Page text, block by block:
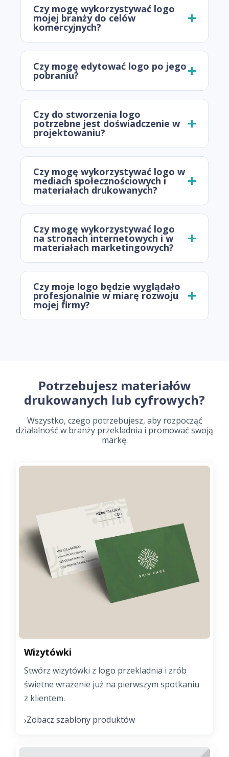
Czy mogę wykorzystywać logo
mojej branży do celów
komercyjnych?
Czy mogę edytować logo po jego
pobraniu?
Czy do stworzenia logo
potrzebne jest doświadczenie w
projektowaniu?
Czy mogę wykorzystywać logo w
mediach społecznościowych i
materiałach drukowanych?
Czy mogę wykorzystywać logo
na stronach internetowych i w
materiałach marketingowych?
Czy moje logo będzie wyglądało
profesjonalnie w miarę rozwoju
mojej firmy?
Potrzebujesz materiałów
drukowanych lub cyfrowych?
Wszystko, czego potrzebujesz, aby rozpocząć
działalność w branży przekladnia i promować swoją
markę.
Wizytówki
Stwórz wizytówki z logo przekladnia i zrób
świetne wrażenie już na pierwszym spotkaniu
z klientem.
›Zobacz szablony produktów